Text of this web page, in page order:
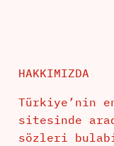
HAKKIMIZDA
Türkiye’nin
sitesinde
sözleri